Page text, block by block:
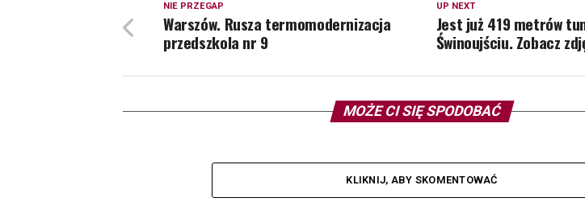
UP NEXT
Jest już 419 metrów
Świnoujściu. Zobacz
NIE PRZEGAP
Warszów. Rusza termomodernizacja
przedszkola nr 9
MOŻE CI SIĘ SPODOBAĆ
KLIKNIJ, ABY SKOMENTOWAĆ